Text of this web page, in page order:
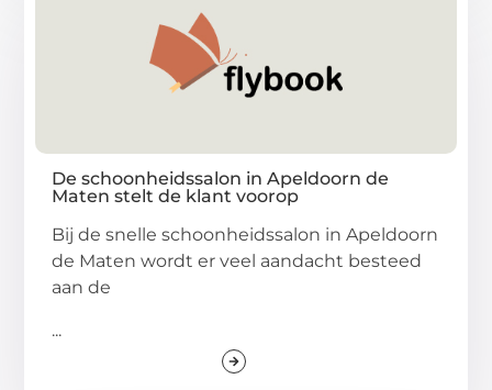
De schoonheidssalon in Apeldoorn de
Maten stelt de klant voorop
Bij de snelle schoonheidssalon in Apeldoorn
de Maten wordt er veel aandacht besteed
aan de
...